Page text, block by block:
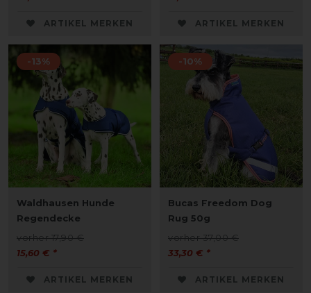
ARTIKEL MERKEN ARTIKEL MERKEN
-13%
Waldhausen Hunde
Regendecke
vorher 17,90 €
15,60 € *
ARTIKEL MERKEN
-10%
Bucas Freedom Dog
Rug 50g
vorher 37,00 €
33,30 € *
ARTIKEL MERKEN